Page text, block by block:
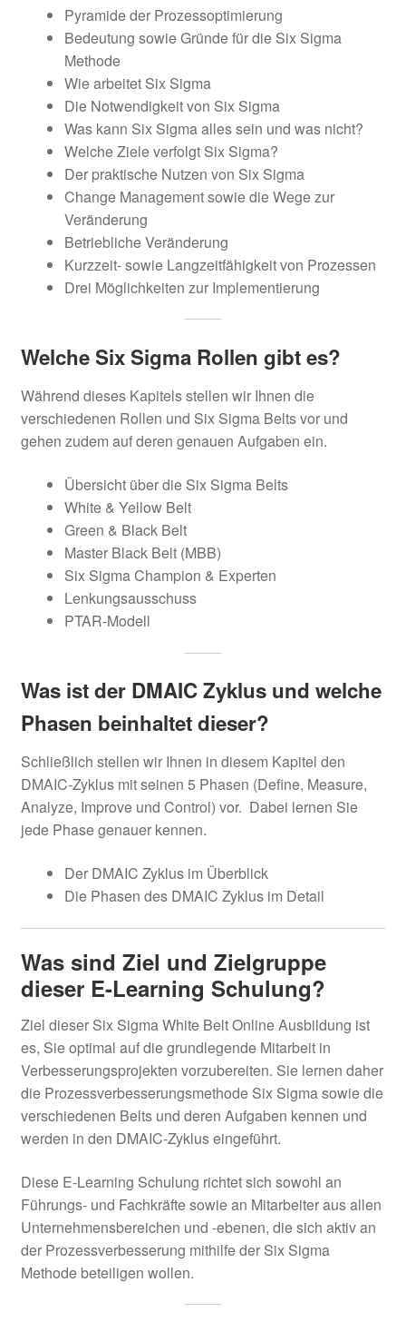
Pyramide der Prozessoptimierung
Bedeutung sowie Gründe für die Six Sigma
Methode
Wie arbeitet Six Sigma
Die Notwendigkeit von Six Sigma
Was kann Six Sigma alles sein und was nicht?
Welche Ziele verfolgt Six Sigma?
Der praktische Nutzen von Six Sigma
Change Management sowie die Wege zur
Veränderung
Betriebliche Veränderung
Kurzzeit- sowie Langzeitfähigkeit von Prozessen
Drei Möglichkeiten zur Implementierung
Welche Six Sigma Rollen gibt es?
Während dieses Kapitels stellen wir Ihnen die
verschiedenen Rollen und Six Sigma Belts vor und
gehen zudem auf deren genauen Aufgaben ein.
Übersicht über die Six Sigma Belts
White & Yellow Belt
Green & Black Belt
Master Black Belt (MBB)
Six Sigma Champion & Experten
Lenkungsausschuss
PTAR-Modell
Was ist der DMAIC Zyklus und welche
Phasen beinhaltet dieser?
Schließlich stellen wir Ihnen in diesem Kapitel den
DMAIC-Zyklus mit seinen 5 Phasen (Define, Measure,
Analyze, Improve und Control) vor. Dabei lernen Sie
jede Phase genauer kennen.
Der DMAIC Zyklus im Überblick
Die Phasen des DMAIC Zyklus im Detail
Was sind Ziel und Zielgruppe
dieser E-Learning Schulung?
Ziel dieser Six Sigma White Belt Online Ausbildung ist
es, Sie optimal auf die grundlegende Mitarbeit in
Verbesserungsprojekten vorzubereiten. Sie lernen daher
die Prozessverbesserungsmethode Six Sigma sowie die
verschiedenen Belts und deren Aufgaben kennen und
werden in den DMAIC-Zyklus eingeführt.
Diese E-Learning Schulung richtet sich sowohl an
Führungs- und Fachkräfte sowie an Mitarbeiter aus allen
Unternehmensbereichen und -ebenen, die sich aktiv an
der Prozessverbesserung mithilfe der Six Sigma
Methode beteiligen wollen.